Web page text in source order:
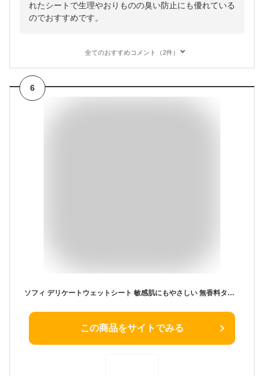
れたシートで生理やおりものの臭い防止にも優れている
のでおすすめです。
全てのおすすめコメント（2件）
6
ソフィ デリケートウェットシート 敏感肌にもやさしい 無香料タイプ｜生理時や外出時のボディふき取りシート 10枚×6個セット
この商品をサイトでみる